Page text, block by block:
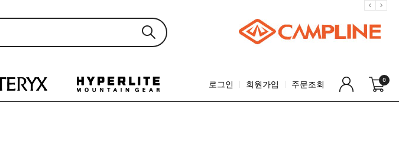
로그인 회원가입 주문조회 0